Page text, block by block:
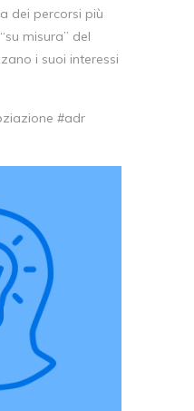
dei percorsi più
misura” del
i suoi interessi
#adr